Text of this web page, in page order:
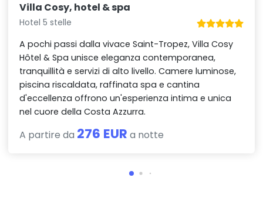
Villa Cosy, hotel & spa
Hotel 5 stelle
A pochi passi dalla vivace Saint-Tropez, Villa Cosy
Hôtel & Spa unisce eleganza contemporanea,
tranquillità e servizi di alto livello. Camere luminose,
piscina riscaldata, raffinata spa e cantina
d'eccellenza offrono un'esperienza intima e unica
nel cuore della Costa Azzurra.
A partire da 276 EUR a notte